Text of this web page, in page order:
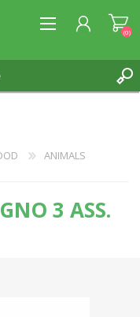
(0)
ANIMALS
3 ASS.